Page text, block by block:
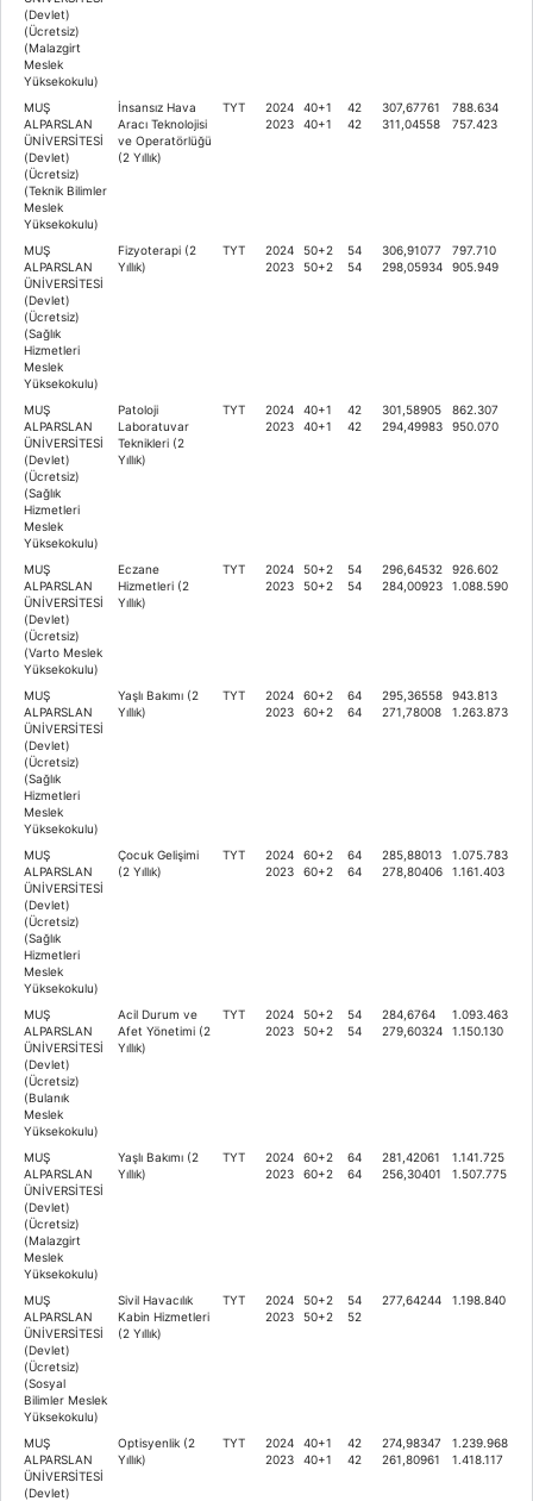
(Devlet)
(Ücretsiz)
(Malazgirt
Meslek
Yüksekokulu)
MUŞ
ALPARSLAN
ÜNİVERSİTESİ
(Devlet)
(Ücretsiz)
(Teknik Bilimler
Meslek
Yüksekokulu)
İnsansız Hava
Aracı Teknolojisi
ve Operatörlüğü
(2 Yıllık)
TYT
2024
2023
40+1
40+1
42
42
307,67761
311,04558
788.634
757.423
MUŞ
ALPARSLAN
ÜNİVERSİTESİ
(Devlet)
(Ücretsiz)
(Sağlık
Hizmetleri
Meslek
Yüksekokulu)
Fizyoterapi (2
Yıllık)
TYT
2024
2023
50+2
50+2
54
54
306,91077
298,05934
797.710
905.949
MUŞ
ALPARSLAN
ÜNİVERSİTESİ
(Devlet)
(Ücretsiz)
(Sağlık
Hizmetleri
Meslek
Yüksekokulu)
Patoloji
Laboratuvar
Teknikleri (2
Yıllık)
TYT
2024
2023
40+1
40+1
42
42
301,58905
294,49983
862.307
950.070
MUŞ
ALPARSLAN
ÜNİVERSİTESİ
(Devlet)
(Ücretsiz)
(Varto Meslek
Yüksekokulu)
Eczane
Hizmetleri (2
Yıllık)
TYT
2024
2023
50+2
50+2
54
54
296,64532
284,00923
926.602
1.088.590
MUŞ
ALPARSLAN
ÜNİVERSİTESİ
(Devlet)
(Ücretsiz)
(Sağlık
Hizmetleri
Meslek
Yüksekokulu)
Yaşlı Bakımı (2
Yıllık)
TYT
2024
2023
60+2
60+2
64
64
295,36558
271,78008
943.813
1.263.873
MUŞ
ALPARSLAN
ÜNİVERSİTESİ
(Devlet)
(Ücretsiz)
(Sağlık
Hizmetleri
Meslek
Yüksekokulu)
Çocuk Gelişimi
(2 Yıllık)
TYT
2024
2023
60+2
60+2
64
64
285,88013
278,80406
1.075.783
1.161.403
MUŞ
ALPARSLAN
ÜNİVERSİTESİ
(Devlet)
(Ücretsiz)
(Bulanık
Meslek
Yüksekokulu)
Acil Durum ve
Afet Yönetimi (2
Yıllık)
TYT
2024
2023
50+2
50+2
54
54
284,6764
279,60324
1.093.463
1.150.130
MUŞ
ALPARSLAN
ÜNİVERSİTESİ
(Devlet)
(Ücretsiz)
(Malazgirt
Meslek
Yüksekokulu)
Yaşlı Bakımı (2
Yıllık)
TYT
2024
2023
60+2
60+2
64
64
281,42061
256,30401
1.141.725
1.507.775
MUŞ
ALPARSLAN
ÜNİVERSİTESİ
(Devlet)
(Ücretsiz)
(Sosyal
Bilimler Meslek
Yüksekokulu)
Sivil Havacılık
Kabin Hizmetleri
(2 Yıllık)
TYT
2024
2023
50+2
50+2
54
52
277,64244 1.198.840
MUŞ
ALPARSLAN
ÜNİVERSİTESİ
(Devlet)
Optisyenlik (2
Yıllık)
TYT
2024
2023
40+1
40+1
42
42
274,98347
261,80961
1.239.968
1.418.117